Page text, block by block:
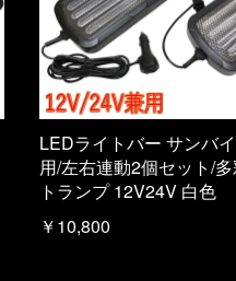
LEDライトバー サンバ
用/左右連動2個セット/
トランプ 12V24V 白色
￥10,800